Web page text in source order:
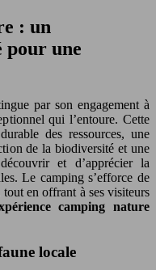
: un
pour une
qui l’entoure. Cette
des ressources, une
de la biodiversité et une
et d’apprécier la
Le camping s’efforce de
en offrant à ses visiteurs
camping nature
locale